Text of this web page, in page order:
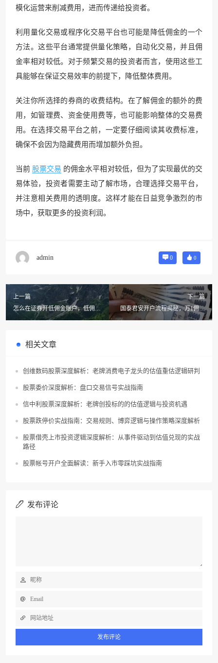
模化运营来削减费用，进而传递给投资者。
利用量化交易或程序化交易平台也可能是降低佣金的一个
方法。这些平台通常提供量化策略，自动化交易，并且佣
金率相对较低。对于频繁交易的投资者而言，使用这些工
具能够在保证交易效率的前提下，降低整体费用。
关注你所选择的券商的收费结构。在了解佣金的额外的费
用，如管理费、资金使用费等，也可能影响整体的交易费
用。在选择交易平台之前，一定要仔细阅读其收费标准，
确保不会因为隐藏费用而增加额外负担。
当前 股票交易 的佣金水平相对较低，但为了实现最优的交
易体验，投资者需要主动了解市场，合理选择交易平台，
并注意相关费用的透明度。这样才能在日益竞争激烈的市
场中，获取更多的投资利润。
admin 0 0
上一篇
怎么在证券开低佣金账户，低佣金
买卖的技巧分享！
下一篇
国泰君安开户流程揭秘，万1佣金
到底靠谱吗？
相关文章
创维数码股票深度解析：老牌消费电子龙头的估值重估逻辑研判
股票委价深度解析：盘口交易信号实战指南
信中利股票深度解析：老牌创投标的的估值逻辑与投资机遇
股票跌停价实战指南：交易规则、博弈逻辑与操作策略深度解析
股票借壳上市投资逻辑深度解析：从事件驱动到估值兑现的实战
路径
股票帐号开户全面解读：新手入市零踩坑实战指南
发布评论